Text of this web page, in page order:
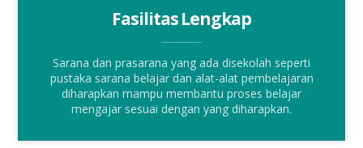
Fasilitas Lengkap
Sarana dan prasarana yang ada disekolah seperti
pustaka sarana belajar dan alat-alat pembelajaran
diharapkan mampu membantu proses belajar
mengajar sesuai dengan yang diharapkan.